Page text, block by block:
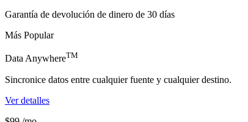
Garantía de devolución de dinero de 30 días
Más Popular
Data AnywhereTM
Sincronice datos entre cualquier fuente y cualquier destino.
Ver detalles